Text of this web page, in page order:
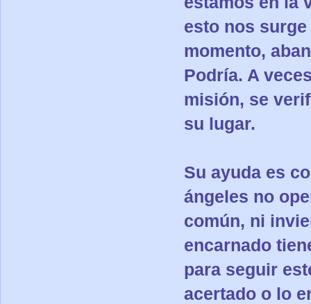
esto nos
momento,
Podría. A
misión, se
su lugar.
Su ayuda es
ángeles no
común, ni
encarnado
para seguir
acertado o lo